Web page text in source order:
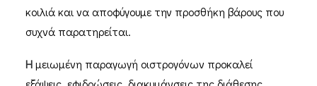
κοιλιά και να αποφύγουμε την προσθήκη βάρους που
συχνά παρατηρείται.
Ημειωμένη παραγωγή οιστρογόνων προκαλεί